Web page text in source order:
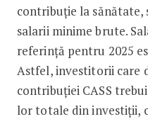
contribuție la sănătate,
salarii minime brute.
referință pentru 2025
Astfel, investitorii care
contribuției CASS
lor totale din investiții,